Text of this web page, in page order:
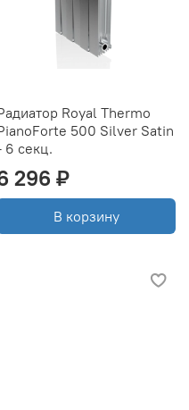
Royal Thermo
500 Silver Satin
6 секц.
296 ₽
В корзину